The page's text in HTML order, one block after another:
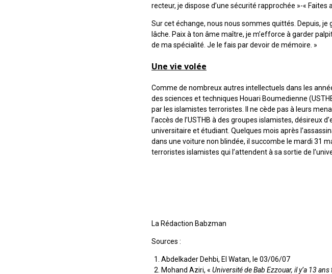
recteur, je dispose d’une sécurité rapprochée »-« Faites
Sur cet échange, nous nous sommes quittés. Depuis,
lâche. Paix à ton âme maître, je m’efforce à garder
de ma spécialité. Je le fais par devoir de mémoire. »
Une vie volée
Comme de nombreux autres intellectuels dans les
des sciences et techniques Houari Boumedienne
par les islamistes terroristes. Il ne cède pas à leurs
l’accès de l’USTHB à des groupes islamistes, désireux
universitaire et étudiant. Quelques mois après
dans une voiture non blindée, il succombe le mardi 31
terroristes islamistes qui l’attendent à sa sortie de
La Rédaction Babzman
Sources :
Abdelkader Dehbi, El Watan, le 03/06/07
Mohand Aziri, « Université de Bab Ezzouar, il y’a 13